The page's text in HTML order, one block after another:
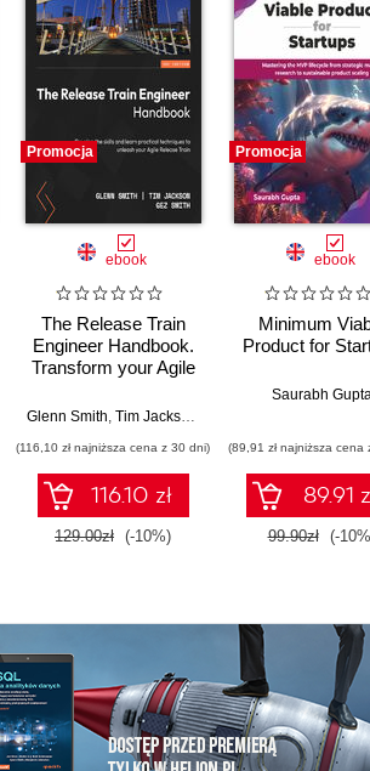
Ankur Harendrasinh Mahida,
Promocja
ebook
The Release Train
Engineer Handbook.
Transform your Agile
with practical, result-
Glenn Smith, Tim Jackson
(116,10 zł najniższa cena z 30 dni)
116.10 zł
129.00zł (-10%)
Promocja
ebook
Minimum
Product for
Saurabh
(89,91 zł najniższa cena
89.91
99.90zł (-